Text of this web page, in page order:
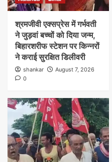
श्रमजीवी एक्सप्रेस में गर्भवती
ने जुड़वां बच्चों को दिया जन्म,
बिहारशरीफ स्टेशन पर किन्नरों
ने कराई सुरक्षित डिलीवरी
shankar
August 7, 2026
0